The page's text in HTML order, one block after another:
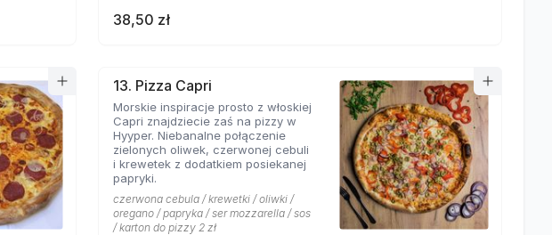
38,50 zł
13. Pizza Capri
Morskie inspiracje prosto z włoskiej
Capri znajdziecie zaś na pizzy w
Hyyper. Niebanalne połączenie
zielonych oliwek, czerwonej cebuli
i krewetek z dodatkiem posiekanej
papryki.
czerwona cebula / krewetki / oliwki /
oregano / papryka / ser mozzarella / sos
/ karton do pizzy 2 zł